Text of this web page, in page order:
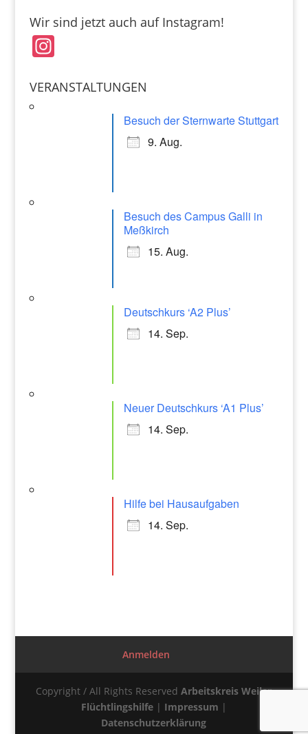
c
e
b
o
ai
l
at
p
Wir sind jetzt auch auf Instagram!
In
a
VERANSTALTUNGEN
Besuch der Sternwarte Stuttgart
9. Aug.
Besuch des Campus Galli in
Meßkirch
15. Aug.
Deutschkurs ‘A2 Plus’
14. Sep.
Neuer Deutschkurs ‘A1 Plus’
14. Sep.
Hilfe bei Hausaufgaben
14. Sep.
Anmelden
Copyright / All Rights ReservedArbeitskreis Weiler
Flüchtlingshilfe| Impressum |
Datenschutzerklärung